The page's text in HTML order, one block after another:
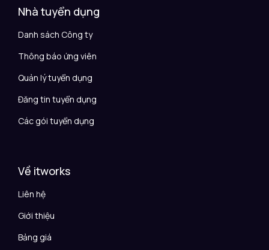
Nhà tuyển dụng
Danh sách Công ty
Thông báo ứng viên
Quản lý tuyển dụng
Đăng tin tuyển dụng
Các gói tuyển dụng
Về itworks
Liên hệ
Giới thiệu
Bảng giá